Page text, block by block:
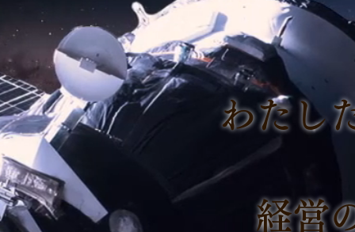
わたし
経営